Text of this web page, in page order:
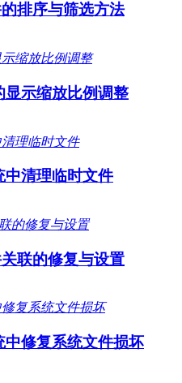
排序与筛选方法
显示缩放比例调整
中清理临时文件
联的修复与设置
修复系统文件损坏